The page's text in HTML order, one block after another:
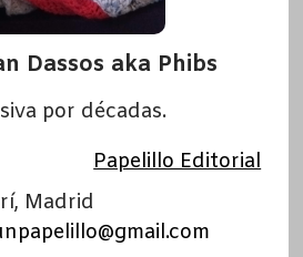
Dassos aka Phibs
por décadas.
Papelillo Editorial
Madrid